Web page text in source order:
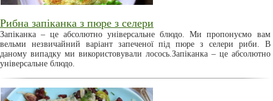
Рибна запіканка з пюре з селери
Запіканка – це абсолютно універсальне блюдо. Ми пропонуємо вам
вельми незвичайний варіант запеченої під пюре з селери риби. В
даному випадку ми використовували лосось.Запіканка – це абсолютно
універсальне блюдо.